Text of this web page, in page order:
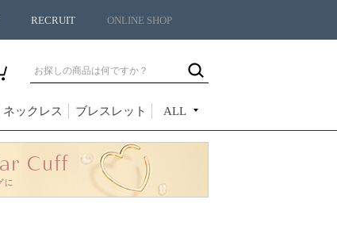
RECRUIT ONLINE SHOP
ネックレス ブレスレット ALL